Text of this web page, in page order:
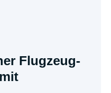
Flugzeug-